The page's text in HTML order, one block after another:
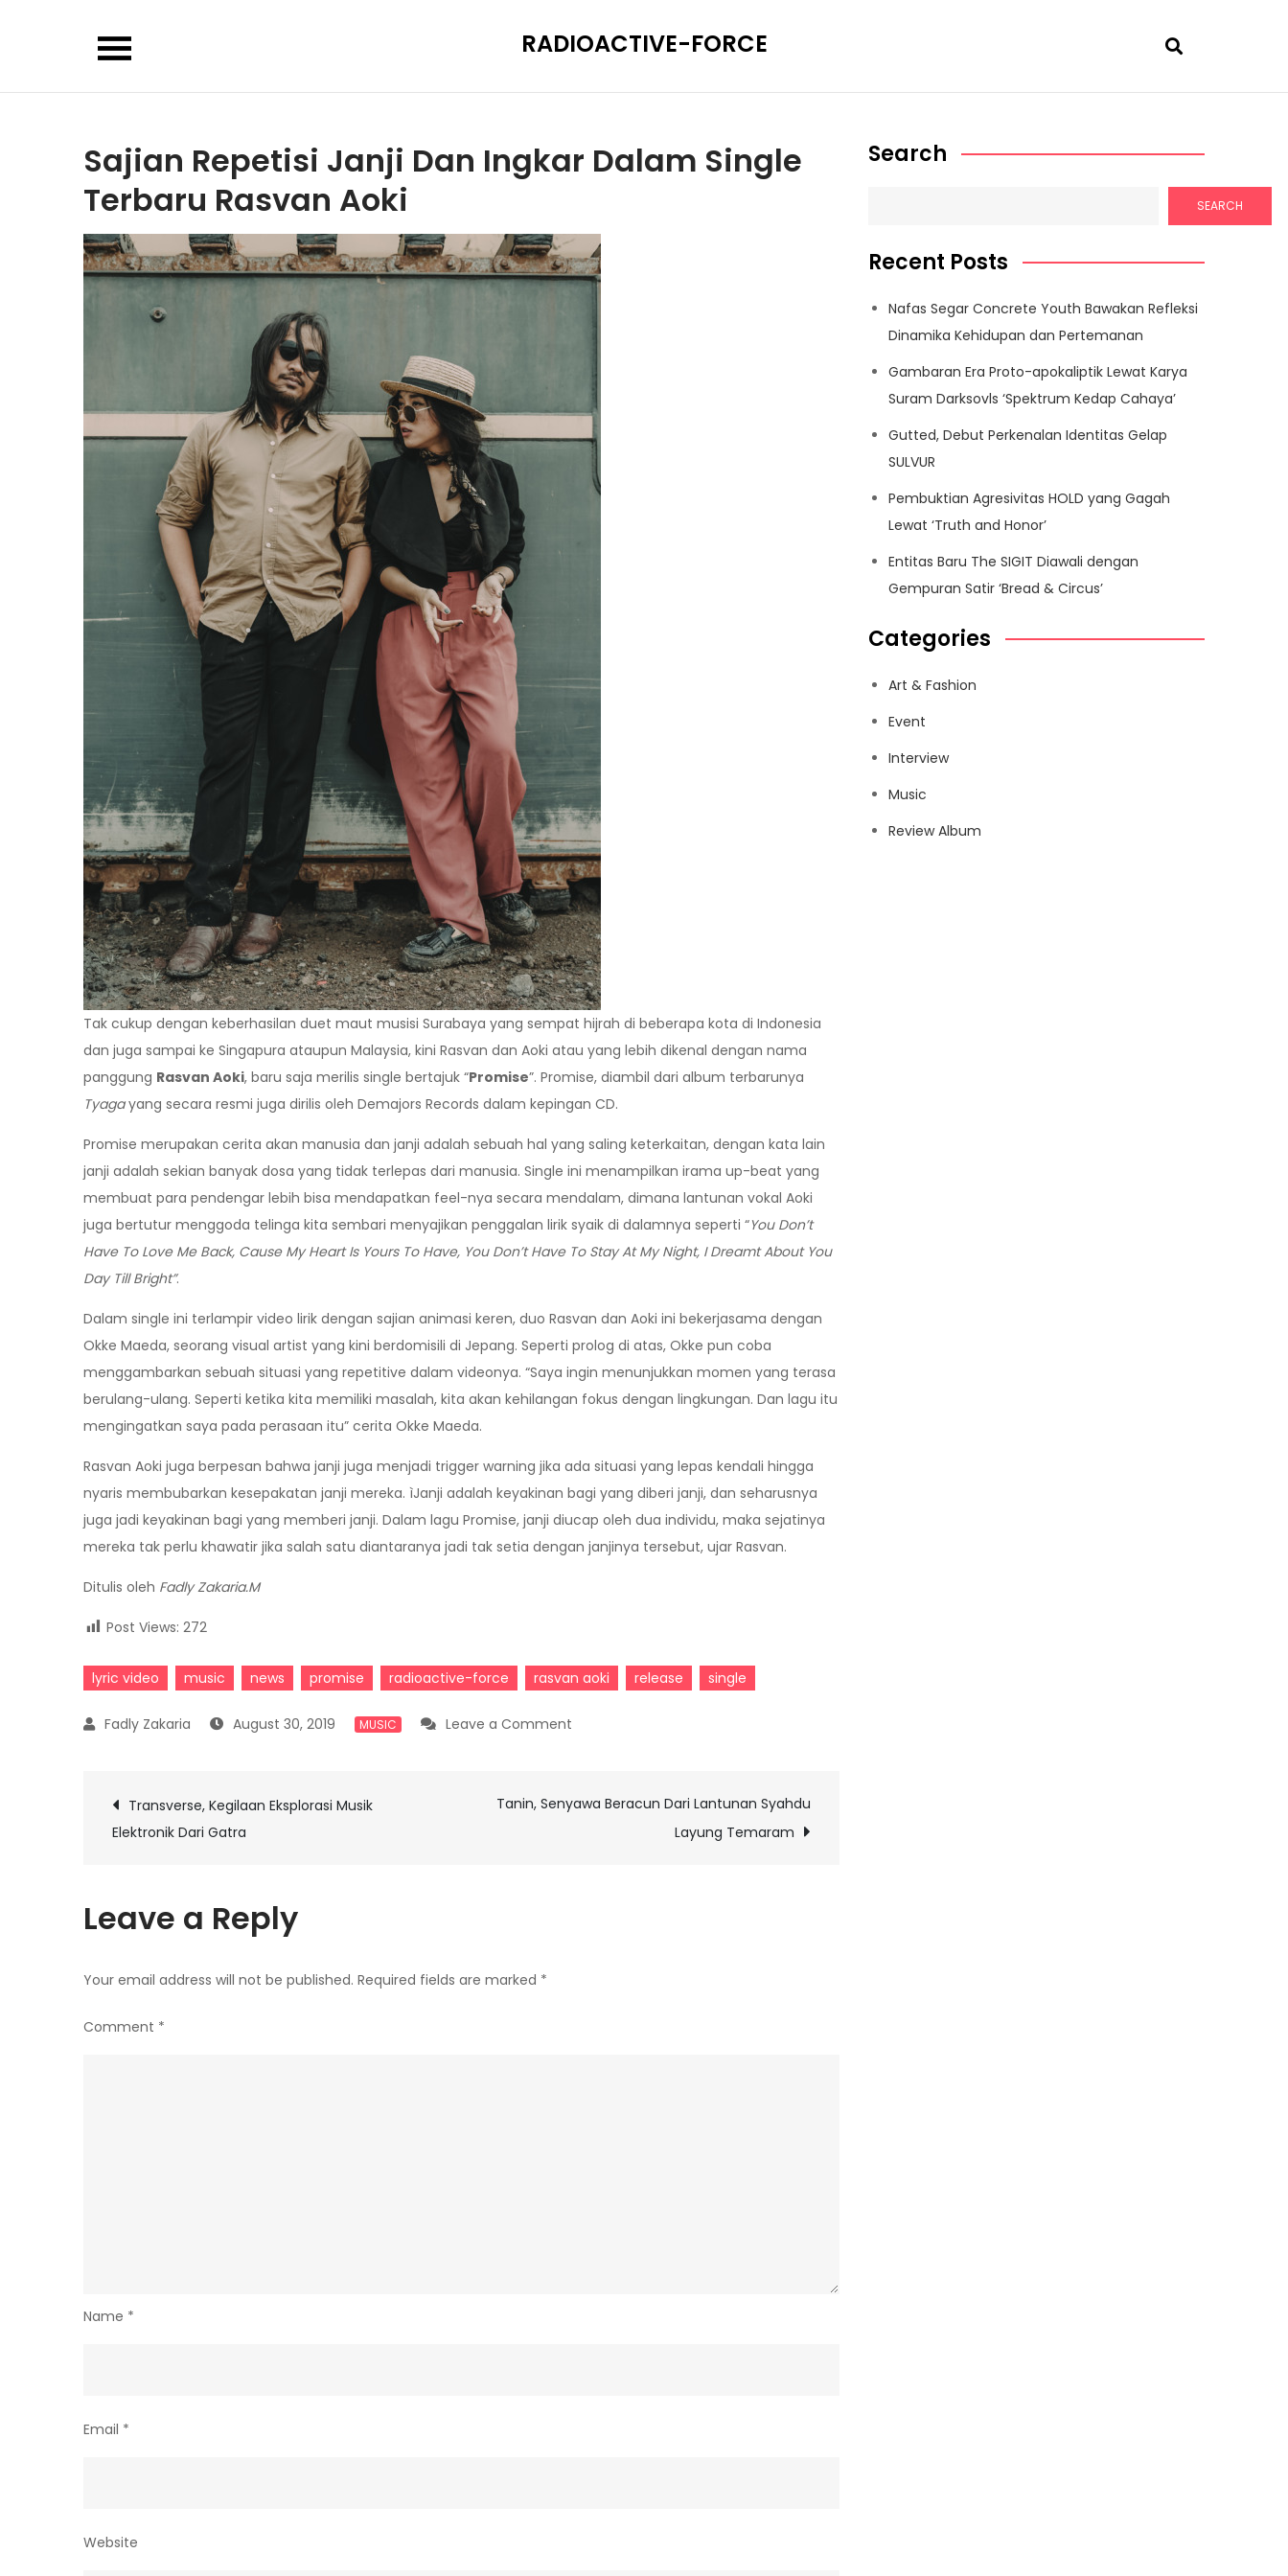
RADIOACTIVE-FORCE
Sajian Repetisi Janji Dan Ingkar Dalam Single
Terbaru Rasvan Aoki
Tak cukup dengan keberhasilan duet maut musisi Surabaya yang sempat hijrah di beberapa kota di Indonesia
dan juga sampai ke Singapura ataupun Malaysia, kini Rasvan dan Aoki atau yang lebih dikenal dengan nama
panggung Rasvan Aoki, baru saja merilis single bertajuk “Promise”. Promise, diambil dari album terbarunya
Tyagayang secara resmi juga dirilis oleh Demajors Records dalam kepingan CD.
Promise merupakan cerita akan manusia dan janji adalah sebuah hal yang saling keterkaitan, dengan kata lain
janji adalah sekian banyak dosa yang tidak terlepas dari manusia. Single ini menampilkan irama up-beat yang
membuat para pendengar lebih bisa mendapatkan feel-nya secara mendalam, dimana lantunan vokal Aoki
juga bertutur menggoda telinga kita sembari menyajikan penggalan lirik syaik di dalamnya seperti “You Don’t
Have To Love Me Back, Cause My Heart Is Yours To Have, You Don’t Have To Stay At My Night, I Dreamt About You
Day Till Bright”.
Dalam single ini terlampir video lirik dengan sajian animasi keren, duo Rasvan dan Aoki ini bekerjasama dengan
Okke Maeda, seorang visual artist yang kini berdomisili di Jepang. Seperti prolog di atas, Okke pun coba
menggambarkan sebuah situasi yang repetitive dalam videonya. “Saya ingin menunjukkan momen yang terasa
berulang-ulang. Seperti ketika kita memiliki masalah, kita akan kehilangan fokus dengan lingkungan. Dan lagu itu
mengingatkan saya pada perasaan itu” cerita Okke Maeda.
Rasvan Aoki juga berpesan bahwa janji juga menjadi trigger warning jika ada situasi yang lepas kendali hingga
nyaris membubarkan kesepakatan janji mereka. ìJanji adalah keyakinan bagi yang diberi janji, dan seharusnya
juga jadi keyakinan bagi yang memberi janji. Dalam lagu Promise, janji diucap oleh dua individu, maka sejatinya
mereka tak perlu khawatir jika salah satu diantaranya jadi tak setia dengan janjinya tersebut, ujar Rasvan.
Ditulis oleh Fadly Zakaria.M
Post Views: 272
lyric video music news promise radioactive-force rasvan aoki release single
August 30, 2019 MUSIC Leave a Comment
Janji
Post
Transverse, Kegilaan Eksplorasi Musik
Elektronik Dari Gatra
Tanin, Senyawa Beracun Dari Lantunan Syahdu
Layung Temaram
Leave a Reply
Your email address will not be published. Required fields are marked *
Comment *
Name *
Email *
Website
Search
SEARCH
Recent Posts
Nafas Segar Concrete Youth Bawakan Refleksi
Dinamika Kehidupan dan Pertemanan
Gambaran Era Proto-apokaliptik Lewat Karya
Suram Darksovls ‘Spektrum Kedap Cahaya’
Gutted, Debut Perkenalan Identitas Gelap
SULVUR
Pembuktian Agresivitas HOLD yang Gagah
Lewat ‘Truth and Honor’
Entitas Baru The SIGIT Diawali dengan
Gempuran Satir ‘Bread & Circus’
Categories
Art & Fashion
Event
Interview
Music
Review Album